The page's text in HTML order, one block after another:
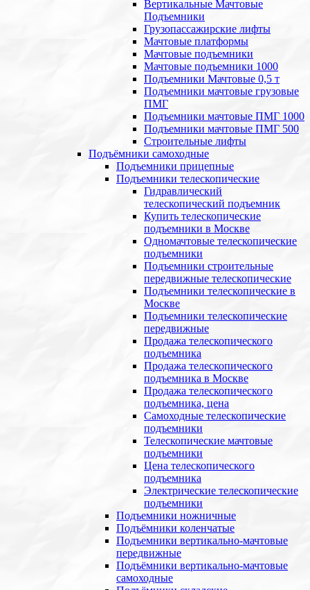
Вертикальные Мачтовые
Подъемники
Грузопассажирские лифты
Мачтовые платформы
Мачтовые подъемники
Мачтовые подъемники 1000
Подъемники Мачтовые 0,5 т
Подъемники мачтовые грузовые
ПМГ
Подъемники мачтовые ПМГ 1000
Подъемники мачтовые ПМГ 500
Строительные лифты
Подъёмники самоходные
Подъемники прицепные
Подъемники телескопические
Гидравлический
телескопический подъемник
Купить телескопические
подъемники в Москве
Одномачтовые телескопические
подъемники
Подъемники строительные
передвижные телескопические
Подъемники телескопические в
Москве
Подъемники телескопические
передвижные
Продажа телескопического
подъемника
Продажа телескопического
подъемника в Москве
Продажа телескопического
подъемника, цена
Самоходные телескопические
подъемники
Телескопические мачтовые
подъемники
Цена телескопического
подъемника
Электрические телескопические
подъемники
Подъемники ножничные
Подъёмники коленчатые
Подъемники вертикально-мачтовые
передвижные
Подъёмники вертикально-мачтовые
самоходные